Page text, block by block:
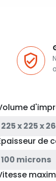
225 x 225 x
de
100 microns